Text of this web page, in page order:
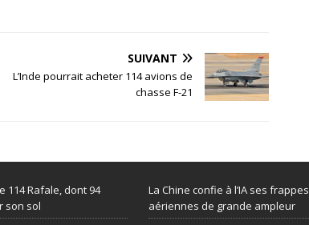
SUIVANT
L’Inde pourrait acheter 114 avions de
chasse F-21
114 Rafale, dont 94
son sol
La Chine confie à l’IA ses frappes
aériennes de grande ampleur